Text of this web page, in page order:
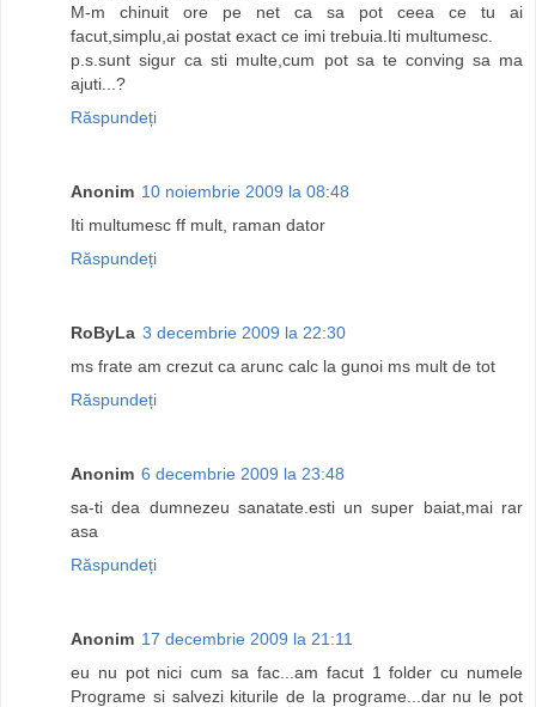
M-m chinuit ore pe net ca sa pot ceea ce tu ai
facut,simplu,ai postat exact ce imi trebuia.Iti multumesc.
p.s.sunt sigur ca sti multe,cum pot sa te conving sa ma
ajuti...?
Răspundeți
Anonim 10 noiembrie 2009 la 08:48
Iti multumesc ff mult, raman dator
Răspundeți
RoByLa 3 decembrie 2009 la 22:30
ms frate am crezut ca arunc calc la gunoi ms mult de tot
Răspundeți
Anonim 6 decembrie 2009 la 23:48
sa-ti dea dumnezeu sanatate.esti un super baiat,mai rar
asa
Răspundeți
Anonim 17 decembrie 2009 la 21:11
eu nu pot nici cum sa fac...am facut 1 folder cu numele
Programe si salvezi kiturile de la programe...dar nu le pot